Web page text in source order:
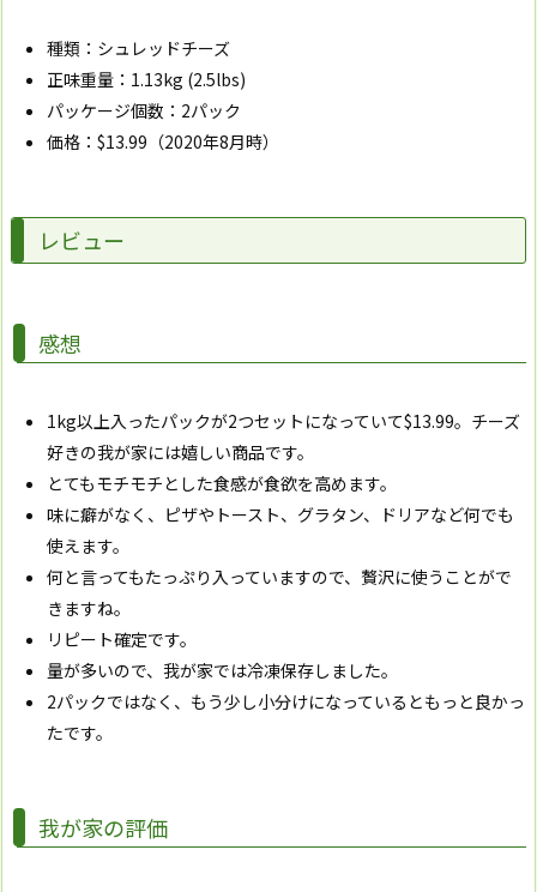
種類：シュレッドチーズ
正味重量：1.13kg (2.5lbs)
パッケージ個数：2パック
価格：$13.99（2020年8月時）
レビュー
感想
1kg以上入ったパックが2つセットになっていて$13.99。チーズ
好きの我が家には嬉しい商品です。
とてもモチモチとした食感が食欲を高めます。
味に癖がなく、ピザやトースト、グラタン、ドリアなど何でも
使えます。
何と言ってもたっぷり入っていますので、贅沢に使うことがで
きますね。
リピート確定です。
量が多いので、我が家では冷凍保存しました。
2パックではなく、もう少し小分けになっているともっと良かっ
たです。
我が家の評価